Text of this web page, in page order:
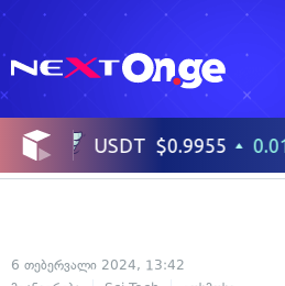
6 თებერვალი 2024, 13:42